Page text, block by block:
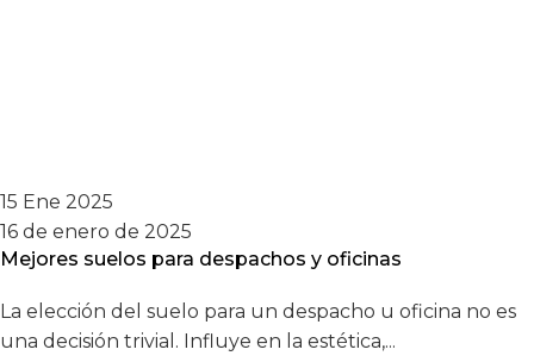
15 Ene 2025
16 de enero de 2025
Mejores suelos para despachos y oficinas
La elección del suelo para un despacho u oficina no es
una decisión trivial. Influye en la estética,...